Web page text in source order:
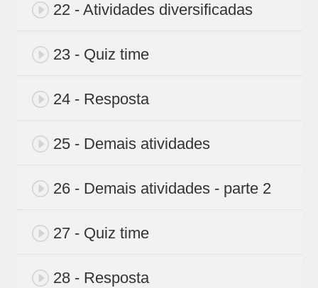
22 - Atividades diversificadas
23 - Quiz time
24 - Resposta
25 - Demais atividades
26 - Demais atividades - parte 2
27 - Quiz time
28 - Resposta